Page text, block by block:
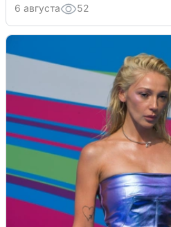
6 августа 52